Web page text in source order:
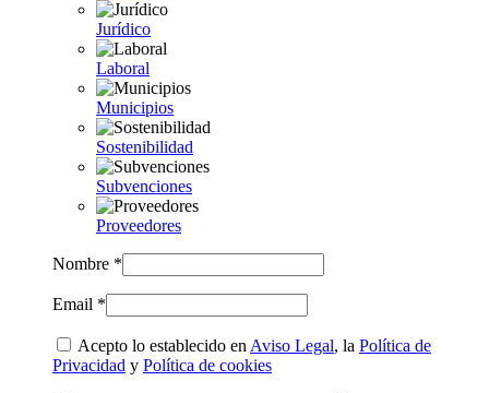
Jurídico
Laboral
Municipios
Sostenibilidad
Subvenciones
Proveedores
Nombre *
Email *
Acepto lo establecido en Aviso Legal, la Política de
Privacidad y Política de cookies